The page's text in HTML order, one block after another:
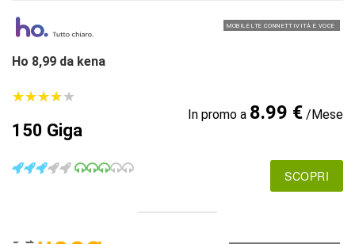
MOBILE LTE CONNETTIVITÀ E VOCE
Ho 8,99 da kena
★★★★★
★★★★★
150 Giga
In promo a 8.99 €/Mese
SCOPRI